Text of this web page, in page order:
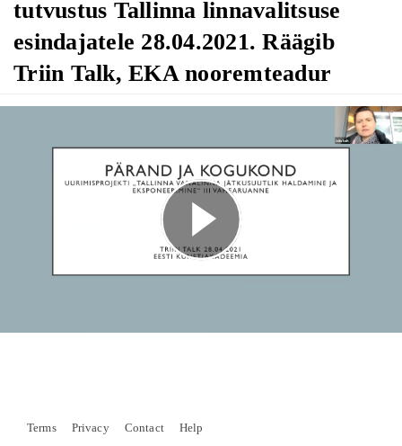
tutvustus Tallinna linnavalitsuse
esindajatele 28.04.2021. Räägib
Triin Talk, EKA nooremteadur
Play
Video
Terms Privacy Contact Help